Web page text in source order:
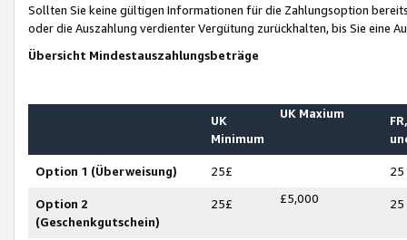
Sollten Sie keine gültigen Informationen für die Zahlungsoption
oder die Auszahlung verdienter Vergütung zurückhalten, bis Sie
Übersicht Mindestauszahlungsbeträge
UK
Minimum
UK Maxium
Option 1 (Überweisung) 25£ 25
Option 2
(Geschenkgutschein)
25£ £5,000 25